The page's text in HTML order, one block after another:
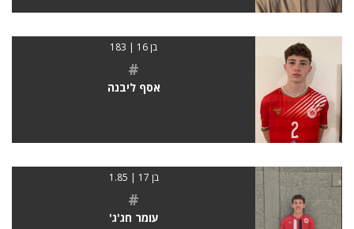
בן 16 | 183
#
אסף ליבנה
בן 17 | 1.85
#
עומר חג'ג'